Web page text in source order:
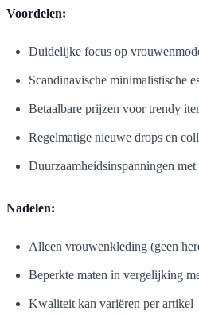
Voordelen:
Duidelijke focus op
Scandinavische minimalistische
Betaalbare prijzen voor trendy
Regelmatige nieuwe drops en
Duurzaamheidsinspanningen
Nadelen:
Alleen vrouwenkleding (geen
Beperkte maten in vergelijking
Kwaliteit kan variëren per artikel